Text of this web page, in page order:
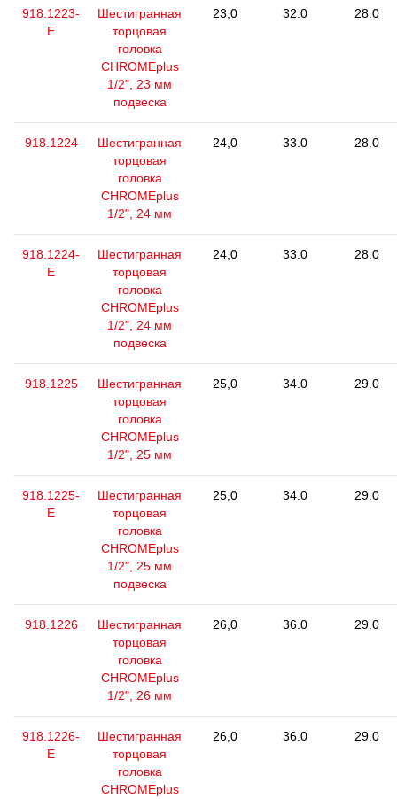
918.1223-
E
Шестигранная
торцовая
головка
CHROMEplus
1/2", 23 мм
подвеска
23,0 32.0 28.0
918.1224
Шестигранная
торцовая
головка
CHROMEplus
1/2", 24 мм
24,0 33.0 28.0
918.1224-
E
Шестигранная
торцовая
головка
CHROMEplus
1/2", 24 мм
подвеска
24,0 33.0 28.0
918.1225
Шестигранная
торцовая
головка
CHROMEplus
1/2", 25 мм
25,0 34.0 29.0
918.1225-
E
Шестигранная
торцовая
головка
CHROMEplus
1/2", 25 мм
подвеска
25,0 34.0 29.0
918.1226
Шестигранная
торцовая
головка
CHROMEplus
1/2", 26 мм
26,0 36.0 29.0
918.1226-
E
Шестигранная
торцовая
головка
CHROMEplus
26,0 36.0 29.0